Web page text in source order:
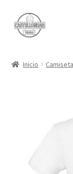
aal
Inicio